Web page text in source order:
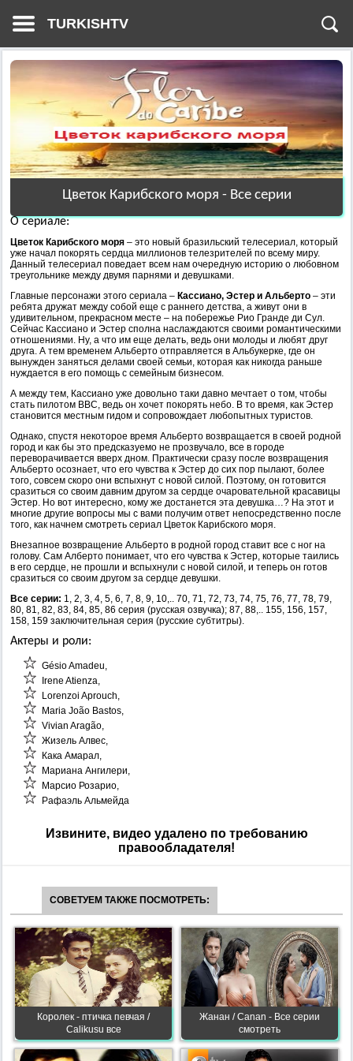
TURKISHTV
Цветок Карибского моря - Все серии
О сериале:
Цветок Карибского моря – это новый бразильский телесериал, который
уже начал покорять сердца миллионов телезрителей по всему миру.
Данный телесериал поведает всем нам очередную историю о любовном
треугольнике между двумя парнями и девушками.
Главные персонажи этого сериала – Кассиано, Эстер и Альберто – эти
ребята дружат между собой еще с раннего детства, а живут они в
удивительном, прекрасном месте – на побережье Рио Гранде ди Сул.
Сейчас Кассиано и Эстер сполна наслаждаются своими романтическими
отношениями. Ну, а что им еще делать, ведь они молоды и любят друг
друга. А тем временем Альберто отправляется в Альбукерке, где он
вынужден заняться делами своей семьи, которая как никогда раньше
нуждается в его помощь с семейным бизнесом.
А между тем, Кассиано уже довольно таки давно мечтает о том, чтобы
стать пилотом ВВС, ведь он хочет покорять небо. В то время, как Эстер
становится местным гидом и сопровождает любопытных туристов.
Однако, спустя некоторое время Альберто возвращается в своей родной
город и как бы это предсказуемо не прозвучало, все в городе
переворачивается вверх дном. Практически сразу после возвращения
Альберто осознает, что его чувства к Эстер до сих пор пылают, более
того, совсем скоро они вспыхнут с новой силой. Поэтому, он готовится
сразиться со своим давним другом за сердце очаровательной красавицы
Эстер. Но вот интересно, кому же достанется эта девушка…? На этот и
многие другие вопросы мы с вами получим ответ непосредственно после
того, как начнем смотреть сериал Цветок Карибского моря.
Внезапное возвращение Альберто в родной город ставит все с ног на
голову. Сам Алберто понимает, что его чувства к Эстер, которые таились
в его сердце, не прошли и вспыхнули с новой силой, и теперь он готов
сразиться со своим другом за сердце девушки.
Все серии: 1, 2, 3, 4, 5, 6, 7, 8, 9, 10,.. 70, 71, 72, 73, 74, 75, 76, 77, 78, 79,
80, 81, 82, 83, 84, 85, 86 серия (русская озвучка); 87, 88,.. 155, 156, 157,
158, 159 заключительная серия (русские субтитры).
Актеры и роли:
Gésio Amadeu,
Irene Atienza,
Lorenzoi Aprouch,
Maria João Bastos,
Vivian Aragão,
Жизель Алвес,
Кака Амарал,
Мариана Ангилери,
Марсио Розарио,
Рафаэль Альмейда
Извините, видео удалено по требованию
правообладателя!
СОВЕТУЕМ ТАКЖЕ ПОСМОТРЕТЬ:
Королек - птичка певчая /
Calikusu все
Жанан / Canan - Все серии
смотреть